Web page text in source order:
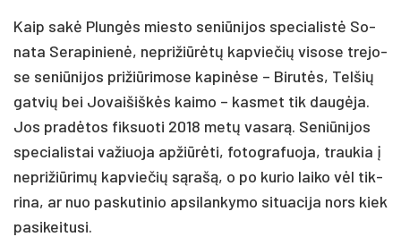
Kaip sa­kė Plun­gės mies­to se­niū­ni­jos spe­cia­lis­tė So­
na­ta Se­ra­pi­nie­nė, ne­pri­žiū­rė­tų kap­vie­čių vi­so­se tre­jo­
se se­niū­ni­jos pri­žiū­ri­mo­se ka­pi­nė­se – Bi­ru­tės, Tel­šių
gat­vių bei Jo­vai­šiš­kės kai­mo – kas­met tik dau­gė­ja.
Jos pra­dė­tos fik­suo­ti 2018 me­tų va­sa­rą. Se­niū­ni­jos
spe­cia­lis­tai va­žiuo­ja ap­žiū­rė­ti, fo­tog­ra­fuo­ja, trau­kia į
ne­pri­žiū­ri­mų kap­vie­čių są­ra­šą, o po ku­rio lai­ko vėl tik­
ri­na, ar nuo pa­sku­ti­nio ap­si­lan­ky­mo si­tua­ci­ja nors kiek
pa­si­kei­tu­si.